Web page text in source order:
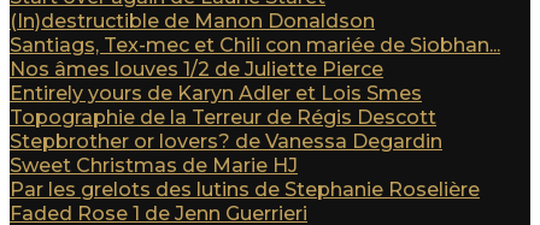
(In)destructible de Manon Donaldson
Santiags, Tex-mec et Chili con mariée de Siobhan...
Nos âmes louves 1/2 de Juliette Pierce
Entirely yours de Karyn Adler et Lois Smes
Topographie de la Terreur de Régis Descott
Stepbrother or lovers? de Vanessa Degardin
Sweet Christmas de Marie HJ
Par les grelots des lutins de Stephanie Roselière
Faded Rose 1 de Jenn Guerrieri